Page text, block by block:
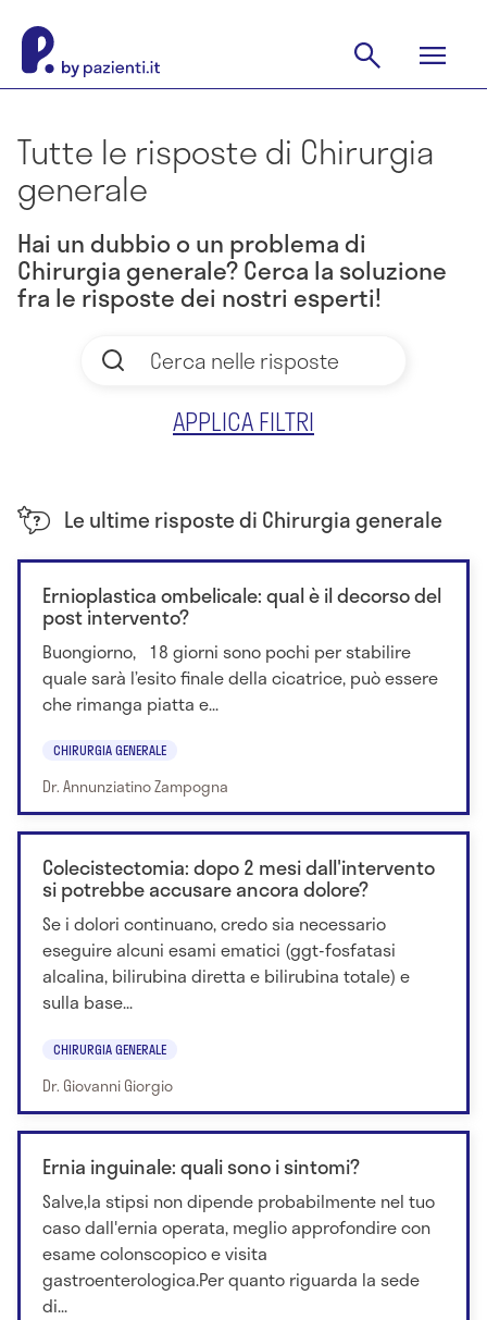
Tutte le risposte di Chirurgia
generale
Hai un dubbio o un problema di
Chirurgia generale? Cerca la soluzione
fra le risposte dei nostri esperti!
APPLICA FILTRI
Le ultime risposte di Chirurgia generale
Ernioplastica ombelicale: qual è il decorso del
post intervento?
Buongiorno, 18 giorni sono pochi per stabilire
quale sarà l’esito finale della cicatrice, può essere
che rimanga piatta e...
CHIRURGIA GENERALE
Dr. Annunziatino Zampogna
Colecistectomia: dopo 2 mesi dall'intervento
si potrebbe accusare ancora dolore?
Se i dolori continuano, credo sia necessario
eseguire alcuni esami ematici (ggt-fosfatasi
alcalina, bilirubina diretta e bilirubina totale) e
sulla base...
CHIRURGIA GENERALE
Dr. Giovanni Giorgio
Ernia inguinale: quali sono i sintomi?
Salve,la stipsi non dipende probabilmente nel tuo
caso dall'ernia operata, meglio approfondire con
esame colonscopico e visita
gastroenterologica.Per quanto riguarda la sede
di...